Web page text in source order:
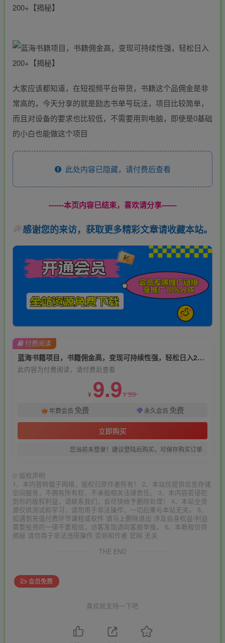
200+【揭秘】
大家应该都知道，在短视频平台带货，书籍这个品佣金是非
常高的，今天分享的就是励志书单号玩法，项目比较简单，
而且对设备的要求也比较低，不需要用到电脑，即使是0基础
的小白也能做这个项目
此处内容已隐藏，请付费后查看
------本页内容已结束，喜欢请分享------
感谢您的来访，获取更多精彩文章请收藏本站。
蓝海书籍项目，书籍佣金高，变现可持续性强，轻松日入200+【揭秘】
此内容为付费阅读，请付费后查看
¥ 9.9¥99
年费会员 免费 永久会员 免费
立即购买
您当前未登录！建议登陆后购买，可保存购买订单
付费阅读
© 版权声明
1、本内容转载于网络，版权归原作者所有！ 2、本站仅提供信息存储
空间服务，不拥有所有权，不承担相关法律责任。 3、本内容若侵犯
到你的版权利益，请联系我们，会尽快给予删除处理！ 4、本站全资
源仅供测试和学习，请勿用于非法操作，一切后果与本站无关。 5、
如遇到充值付费环节课程或软件 请马上删除退出 涉及自身权益/利益
需要投资的一律不要相信，访客发现请向客服举报。 6、本教程仅供
揭秘 请勿用于非法违规操作 否则和作者 官网 无关
THE END
会员免费
喜欢就支持一下吧